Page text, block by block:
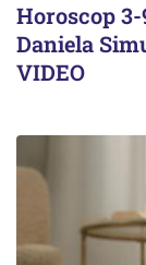
Horoscop
Daniela
VIDEO